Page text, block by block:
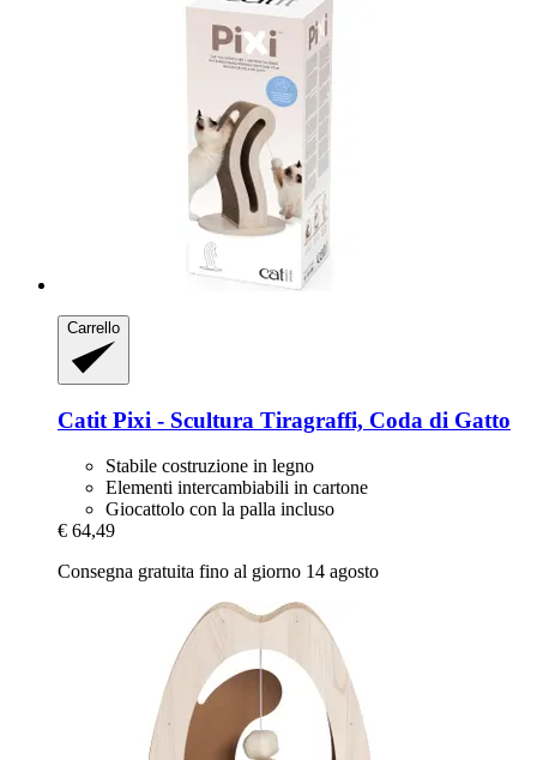
Carrello
Catit Pixi -​ Scultura Tiragraffi, Coda di Gatto
Stabile costruzione in legno
Elementi intercambiabili in cartone
Giocattolo con la palla incluso
€ 64,49
Consegna gratuita fino al giorno 14 agosto